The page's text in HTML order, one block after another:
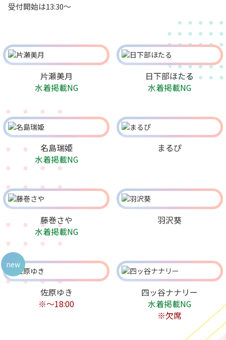
受付開始は13:30～
片瀬美月
水着掲載NG
日下部ほたる
水着掲載NG
名島瑞姫
水着掲載NG
まるぴ
藤巻さや
水着掲載NG
羽沢葵
佐原ゆき
※〜18:00
new
四ッ谷ナナリー
水着掲載NG
※欠席